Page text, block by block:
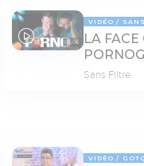
08:06
VIDÉO
LA FACE
Sans Filtre
VIDÉO